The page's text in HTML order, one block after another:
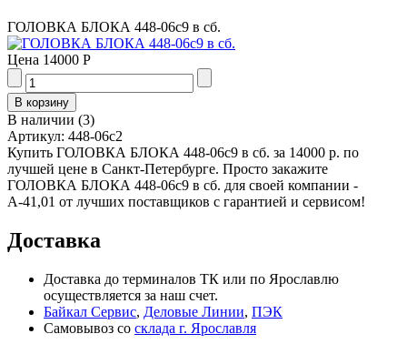
ГОЛОВКА БЛОКА 448-06с9 в сб.
Цена 14000 Р
В наличии (3)
Артикул: 448-06с2
Купить ГОЛОВКА БЛОКА 448-06с9 в сб. за 14000 р. по
лучшей цене в Санкт-Петербурге. Просто закажите
ГОЛОВКА БЛОКА 448-06с9 в сб. для своей компании -
А-41,01 от лучших поставщиков с гарантией и сервисом!
Доставка
Доставка до терминалов ТК или по Ярославлю
осуществляется за наш счет.
Байкал Сервис, Деловые Линии, ПЭК
Самовывоз со склада г. Ярославля